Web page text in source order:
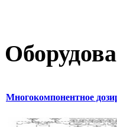
Многокомпонентное